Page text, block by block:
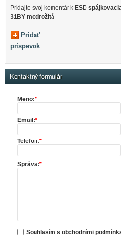
Pridajte svoj ​​komentár k ESD
31BY modrožltá
Pridať
príspevok
Kontaktný formulár
Meno:*
Email:*
Telefon:*
Správa:*
Souhlasím s obchodními